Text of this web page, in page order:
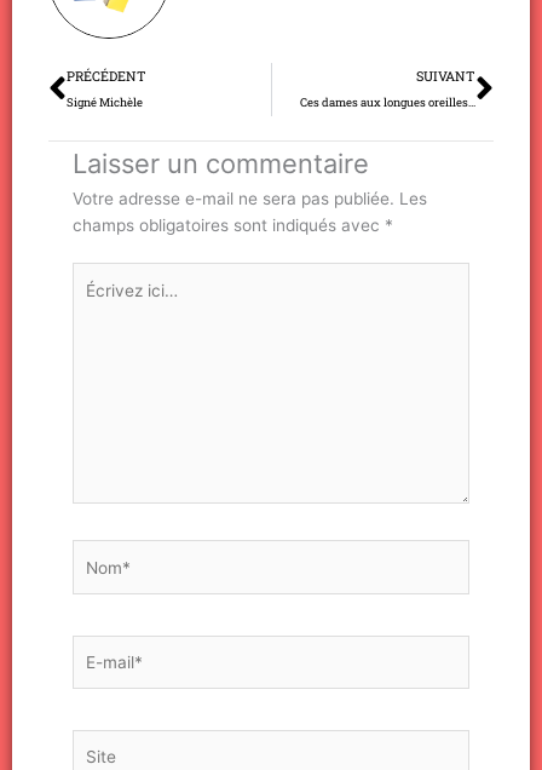
Précédent
PRÉCÉDENT
Signé Michèle
SUIVANT
Ces dames aux longues oreilles…
Laisser un commentaire
Votre adresse e-mail ne sera pas publiée. Les
champs obligatoires sont indiqués avec *
Écrivez
ici…
mail*